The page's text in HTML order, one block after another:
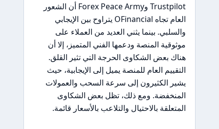
Trustpilot وForex Peace Army أن الشعور
العام تجاه OFinancial يتراوح بين الإيجابي
والسلبي. بينما يثني العديد من العملاء على
موثوقية المنصة ودعمها الفني المتميز، إلا أن
هناك بعض الشكاوى الحرجة التي تثير القلق.
التقييم العام للمنصة يميل إلى الإيجابية، حيث
يشير الكثيرون إلى سرعة السحب والعمولات
المنخفضة. ومع ذلك، تظل بعض الشكاوى
المتعلقة بالاحتيال والتلاعب بالأسعار قائمة.